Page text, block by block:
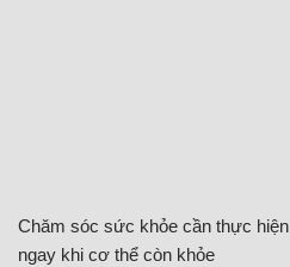
Chăm sóc sức khỏe cần thực hiện
ngay khi cơ thể còn khỏe